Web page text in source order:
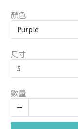
顏色
尺寸
數量